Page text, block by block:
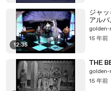
12:35
ジャ
アルバ
15 年前
THE
15 年前